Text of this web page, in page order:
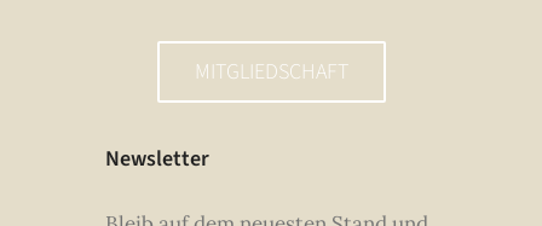
MITGLIEDSCHAFT
Newsletter